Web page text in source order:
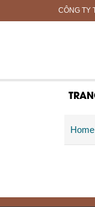
CÔNG TY
Home